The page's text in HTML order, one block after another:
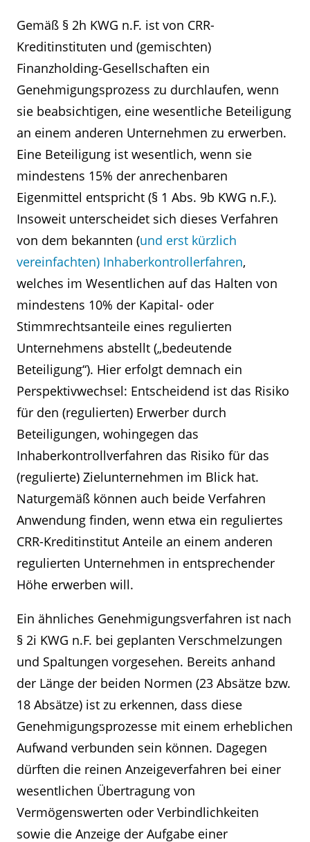
Gemäß § 2h KWG n.F. ist von CRR-
Kreditinstituten und (gemischten)
Finanzholding-Gesellschaften ein
Genehmigungsprozess zu durchlaufen, wenn
sie beabsichtigen, eine wesentliche Beteiligung
an einem anderen Unternehmen zu erwerben.
Eine Beteiligung ist wesentlich, wenn sie
mindestens 15% der anrechenbaren
Eigenmittel entspricht (§ 1 Abs. 9b KWG n.F.).
Insoweit unterscheidet sich dieses Verfahren
von dem bekannten (und erst kürzlich
vereinfachten) Inhaberkontrollerfahren,
welches im Wesentlichen auf das Halten von
mindestens 10% der Kapital- oder
Stimmrechtsanteile eines regulierten
Unternehmens abstellt („bedeutende
Beteiligung“). Hier erfolgt demnach ein
Perspektivwechsel: Entscheidend ist das Risiko
für den (regulierten) Erwerber durch
Beteiligungen, wohingegen das
Inhaberkontrollverfahren das Risiko für das
(regulierte) Zielunternehmen im Blick hat.
Naturgemäß können auch beide Verfahren
Anwendung finden, wenn etwa ein reguliertes
CRR-Kreditinstitut Anteile an einem anderen
regulierten Unternehmen in entsprechender
Höhe erwerben will.
Ein ähnliches Genehmigungsverfahren ist nach
§ 2i KWG n.F. bei geplanten Verschmelzungen
und Spaltungen vorgesehen. Bereits anhand
der Länge der beiden Normen (23 Absätze bzw.
18 Absätze) ist zu erkennen, dass diese
Genehmigungsprozesse mit einem erheblichen
Aufwand verbunden sein können. Dagegen
dürften die reinen Anzeigeverfahren bei einer
wesentlichen Übertragung von
Vermögenswerten oder Verbindlichkeiten
sowie die Anzeige der Aufgabe einer